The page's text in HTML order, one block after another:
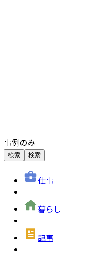
事例のみ
検索 検索
仕事
暮らし
記事